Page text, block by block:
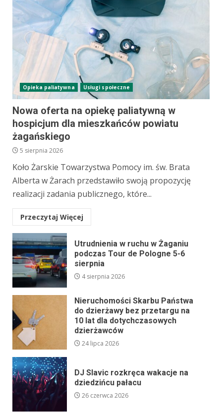
Opieka paliatywna Usługi społeczne
Nowa oferta na opiekę paliatywną w
hospicjum dla mieszkańców powiatu
żagańskiego
5 sierpnia 2026
Koło Żarskie Towarzystwa Pomocy im. św. Brata
Alberta w Żarach przedstawiło swoją propozycję
realizacji zadania publicznego, które...
Przeczytaj Więcej
Utrudnienia w ruchu w Żaganiu
podczas Tour de Pologne 5-6
sierpnia
4 sierpnia 2026
Nieruchomości Skarbu Państwa
do dzierżawy bez przetargu na
10 lat dla dotychczasowych
dzierżawców
24 lipca 2026
DJ Slavic rozkręca wakacje na
dziedzińcu pałacu
26 czerwca 2026